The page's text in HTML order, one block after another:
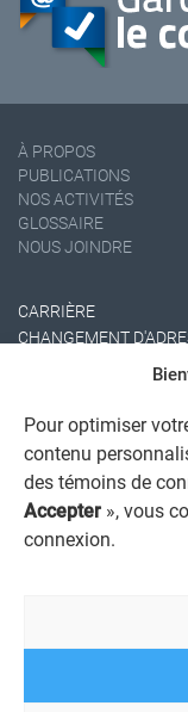
Pour optimiser
contenu
des témoins de
Accepter », vous
connexion.
À PROPOS
PUBLICATIONS
NOS ACTIVITÉS
GLOSSAIRE
NOUS JOINDRE
CARRIÈRE
CHANGEMENT
AVIS JURIDIQUE
POLITIQUE DE
REGISTRE DES